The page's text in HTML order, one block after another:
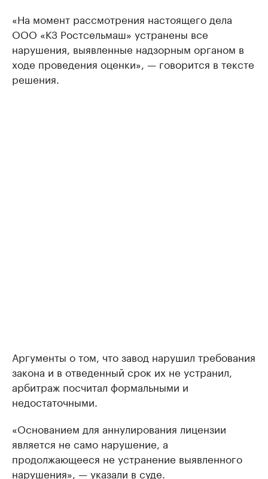
«На момент рассмотрения настоящего дела
ООО «КЗ Ростсельмаш» устранены все
нарушения, выявленные надзорным органом в
ходе проведения оценки», — говорится в тексте
решения.
Аргументы о том, что завод нарушил требования
закона и в отведенный срок их не устранил,
арбитраж посчитал формальными и
недостаточными.
«Основанием для аннулирования лицензии
является не само нарушение, а
продолжающееся не устранение выявленного
нарушения», — указали в суде.